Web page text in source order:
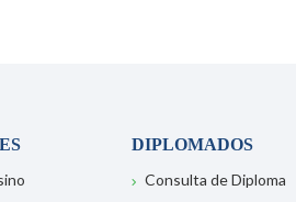
DIPLOMADOS
Consulta de Diploma